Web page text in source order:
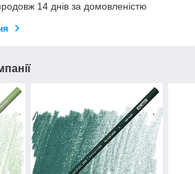
14 днів за домовленістю